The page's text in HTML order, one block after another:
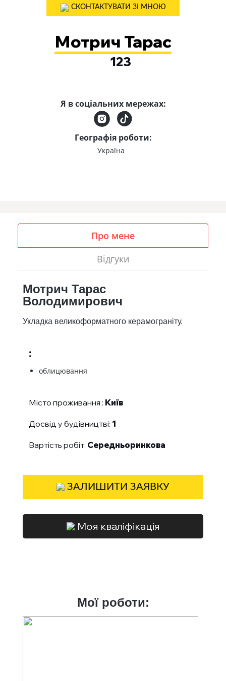
СКОНТАКТУВАТИ ЗІ МНОЮ
Мотрич Тарас
123
Я в соціальних мережах:
Географія роботи:
Україна
Про мене
Відгуки
Мотрич Тарас
Володимирович
Укладка великоформатного керамограніту.
:
облицювання
Місто проживання : Київ
Досвід у будівництві: 1
Вартість робіт: Середньоринкова
ЗАЛИШИТИ ЗАЯВКУ
Моя кваліфікація
Мої роботи: